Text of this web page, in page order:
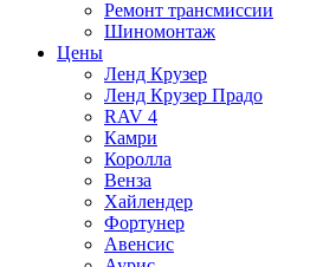
Ремонт трансмиссии
Шиномонтаж
Цены
Ленд Крузер
Ленд Крузер Прадо
RAV 4
Камри
Королла
Венза
Хайлендер
Фортунер
Авенсис